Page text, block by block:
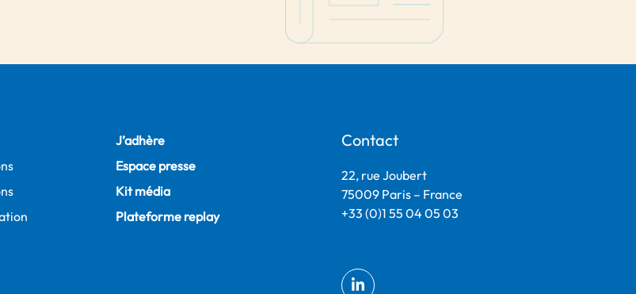
J’adhère
Espace presse
Kit média
Plateforme replay
Contact
22, rue Joubert
75009 Paris – France
+33 (0)1 55 04 05 03